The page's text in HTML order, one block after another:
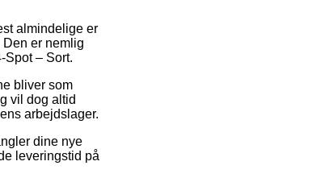
almindelige er
er nemlig
Spot – Sort.
bliver som
vil dog altid
arbejdslager.
dine nye
leveringstid på